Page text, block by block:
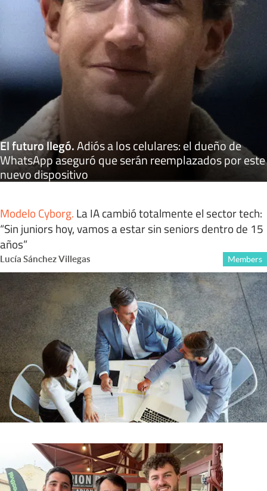
El futuro llegó.Adiós a los celulares: el dueño de
WhatsApp aseguró que serán reemplazados por este
nuevo dispositivo
Modelo Cyborg. La IA cambió totalmente el sector tech:
“Sin juniors hoy, vamos a estar sin seniors dentro de 15
años”
Lucía Sánchez Villegas Members